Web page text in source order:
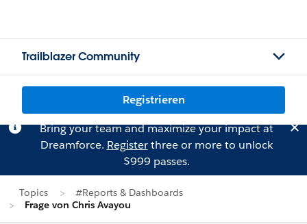
Trailblazer Community
Registrieren
Bring your team and maximize your impact at
Dreamforce. Registerthree or more to unlock
$999 passes.
Topics
#Reports & Dashboards
Frage von Chris Avayou